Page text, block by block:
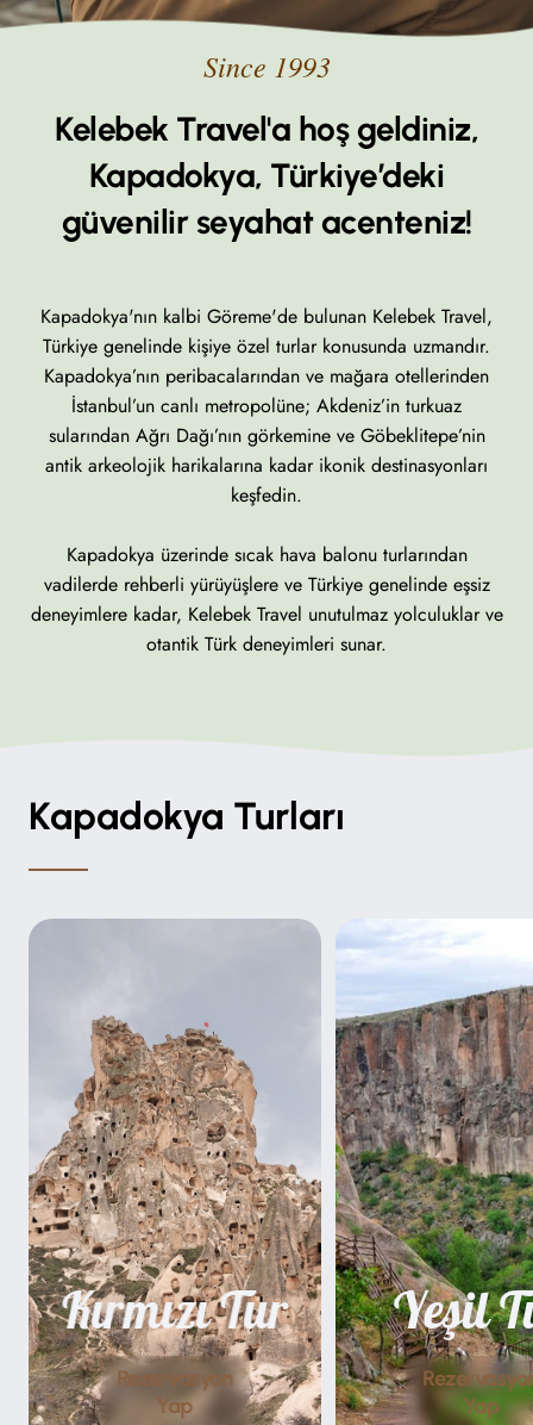
Kelebek Travel'a hoş geldiniz,
Kapadokya, Türkiye’deki
güvenilir seyahat acenteniz!
Kapadokya'nın kalbi Göreme'de bulunan Kelebek Travel,
Türkiye genelinde kişiye özel turlar konusunda uzmandır.
Kapadokya’nın peribacalarından ve mağara otellerinden
İstanbul’un canlı metropolüne; Akdeniz’in turkuaz
sularından Ağrı Dağı’nın görkemine ve Göbeklitepe’nin
antik arkeolojik harikalarına kadar ikonik destinasyonları
keşfedin.
Kapadokya üzerinde sıcak hava balonu turlarından
vadilerde rehberli yürüyüşlere ve Türkiye genelinde eşsiz
deneyimlere kadar, Kelebek Travel unutulmaz yolculuklar ve
otantik Türk deneyimleri sunar.
Kapadokya Turları
Kırmızı Tur
Rezervasyon
Yap
Yeşil
Yap